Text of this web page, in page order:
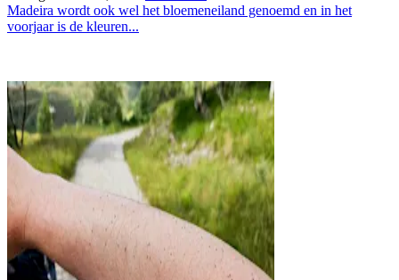
Madeira wordt ook wel het bloemeneiland genoemd en in het
voorjaar is de kleuren...